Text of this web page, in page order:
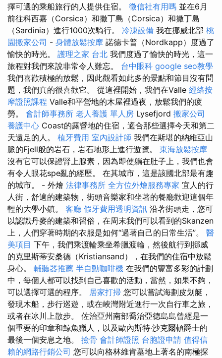
擇可選的乘船旅行的人提供住宿。 徵信社有用嗎 並在6月
前往科西嘉（Corsica）和撒丁島（Corsica）和撒丁島
（Sardinia）進行1000次騎行。 冷凍設備 我在挪威北部 桃
園搬家公司 - 身體放鬆按摩 諾德卡普（Nordkapp）度過了
愉快的時光。 護理之家 台北 我們度過了愉快的時光，這一
旅程對我們來說非常令人難忘。 台中眼科 google seo教學
我們喜歡積極的放鬆，因此觀看如此多的景點和節目沒有問
題，我們真的很喜歡它。 從這裡開始，我們在Valle 經絡按
摩證照課程 Valle和平營地的木屋裡過夜，放鬆我們的疲
勞。 會計師事務所 老人養護 單人房 Lysefjord 搬家公司
養護中心 Coast的露營地的住宿，適合那些選擇今天和第二
天遠足的人。 植牙費用 室內設計師 我們在斯堪的納維亞山
脈的Fjell般的岩石，岩石地形上進行遊覽。 東海放鬆按摩
沒有它可以保證腎上腺素，因為即使躺在肚子上，我們也會
有令人眼花spe亂的經歷。 在其城市，這是該國北部最有趣
的城市。 - 外燴 法律事務所 全方位外燴服務專家 宜人的行
人街，舒適的建築物，街頭音樂家和坐著的餐廳歡迎這個年
輕的大學小鎮。 客廳 假牙費用透明資訊 沿著街頭走，您可
以認識丹麥的建築和習俗，在周末我們可以看到的Skanzen
上，人們穿著時期的衣服是如何“過著自己的日常生活”。 醫
美項目 下午，我們乘渡輪乘坐希臘渡輪，然後航行到挪威
的克里斯蒂安桑德（Kristiansand），在我們的住宿中放鬆
身心。 輔聽器推薦 半自動咖啡機 在我們的豐富多彩的計劃
中，每個人都可以找到自己喜歡的活動，當然，如果不夠，
可以選擇可選的程序。 居家打掃 您可以嘗試海劃皮划艇，
發現木船，步行巡遊，或在峽灣附近進行一次自行車之旅，
或者在冰川上散步。 佐治亞州南部喬治亞德島島曾經是一
個重要的印章和鯨魚獵人，以及歐內斯特·沙克爾頓爵士的
最後一個安息之地。 撿骨 會計師證照 台胞證申請 值得信
賴的網路行銷公司 您可以向格林維肯墓地上著名的南極探